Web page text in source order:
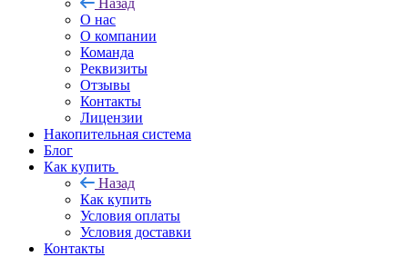
Назад
О нас
О компании
Команда
Реквизиты
Отзывы
Контакты
Лицензии
Накопительная система
Блог
Как купить
Назад
Как купить
Условия оплаты
Условия доставки
Контакты